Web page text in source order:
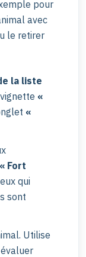
pour
avec
le retirer
la liste
«
«
« Fort
qui
sont
Utilise